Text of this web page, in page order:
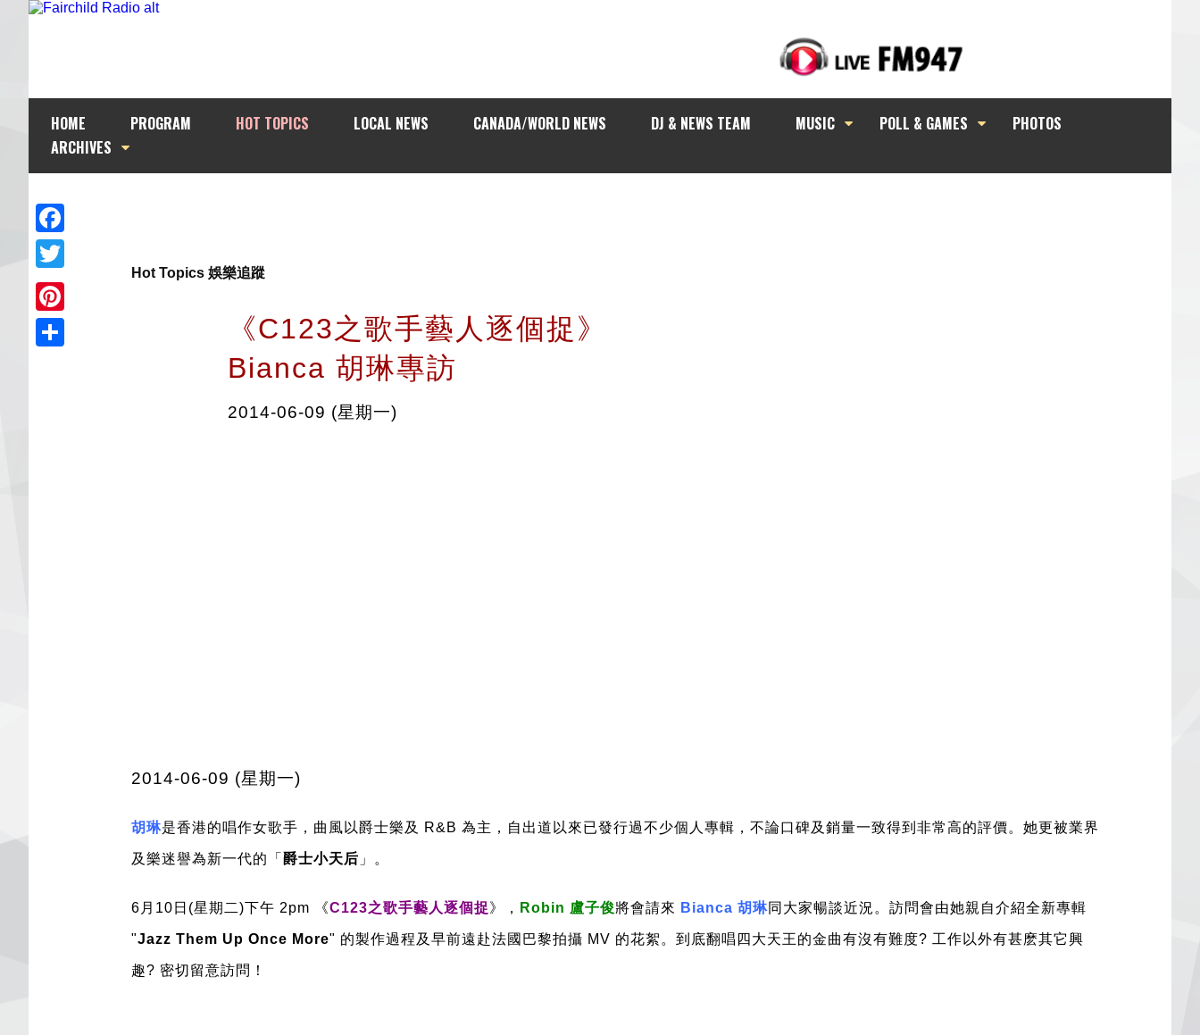
HOME PROGRAM HOT TOPICS LOCAL NEWS CANADA/WORLD NEWS DJ & NEWS TEAM MUSIC POLL & GAMES
PHOTOS
ARCHIVES
Facebook
Twitter
Pinterest
Hot Topics 娛樂追蹤
《C123之歌手藝人逐個捉》
Bianca 胡琳專訪
2014-06-09 (星期一)
2014-06-09 (星期一)
胡琳是香港的唱作女歌手，曲風以爵士樂及 R&B 為主，自出道以來已發行過不少個人專輯，不論口碑及銷量一致得到非常高的評價。 她更被業界
及樂迷譽為新一代的「 爵士小天后 」。
6月10日(星期二)下午 2pm 《C123之歌手藝人逐個捉》， Robin 盧子俊將會請來 Bianca 胡琳同大家暢談近況。訪問會由她親自介紹全新專輯
"Jazz Them Up Once More" 的製作過程及早前遠赴法國巴黎拍攝 MV 的花絮。到底翻唱四大天王的金曲有沒有難度? 工作以外有甚麽其它興
趣? 密切留意訪問！